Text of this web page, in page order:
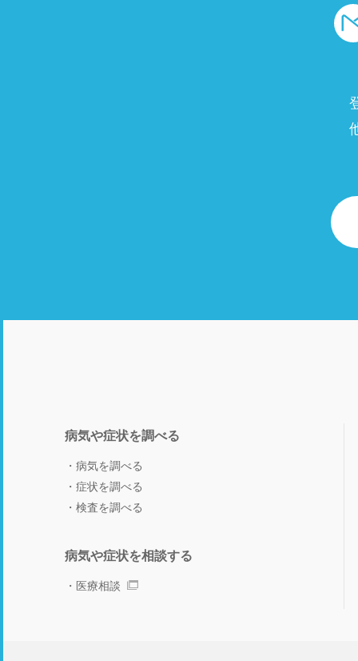
病気や症状を調べる
病気を調べる
症状を調べる
検査を調べる
病気や症状を相談する
医療相談